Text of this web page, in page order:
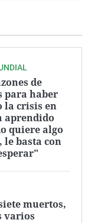
de
para haber
la crisis en
aprendido
quiere algo
le basta con
muertos,
varios